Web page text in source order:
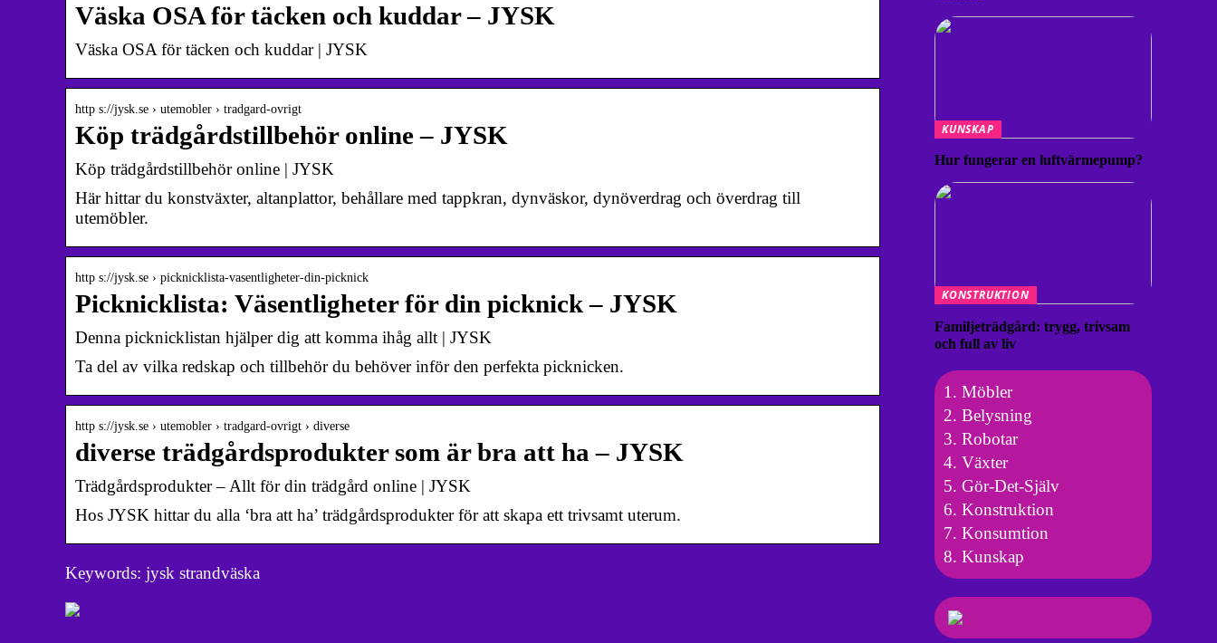
Väska OSA för täcken och kuddar – JYSK
Väska OSA för täcken och kuddar | JYSK
http s://jysk.se › utemobler › tradgard-ovrigt
Köp trädgårdstillbehör online – JYSK
Köp trädgårdstillbehör online | JYSK
Här hittar du konstväxter, altanplattor, behållare med tappkran, dynväskor, dynöverdrag och överdrag till
utemöbler.
http s://jysk.se › picknicklista-vasentligheter-din-picknick
Picknicklista: Väsentligheter för din picknick – JYSK
Denna picknicklistan hjälper dig att komma ihåg allt | JYSK
Ta del av vilka redskap och tillbehör du behöver inför den perfekta picknicken.
http s://jysk.se › utemobler › tradgard-ovrigt › diverse
diverse trädgårdsprodukter som är bra att ha – JYSK
Trädgårdsprodukter – Allt för din trädgård online | JYSK
Hos JYSK hittar du alla ‘bra att ha’ trädgårdsprodukter för att skapa ett trivsamt uterum.
Keywords: jysk strandväska
KUNSKAP
Hur fungerar en luftvärmepump?
KONSTRUKTION
Familjeträdgård: trygg, trivsam
och full av liv
Möbler
Belysning
Robotar
Växter
Gör-Det-Själv
Konstruktion
Konsumtion
Kunskap